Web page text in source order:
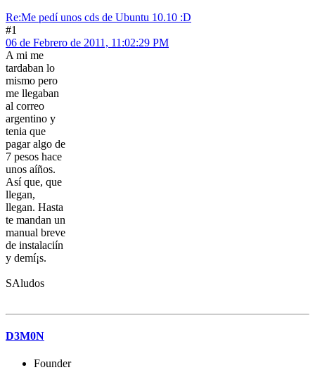
Re:Me pedí­ unos cds de Ubuntu 10.10 :D
#1
06 de Febrero de 2011, 11:02:29 PM
A mi me
tardaban lo
mismo pero
me llegaban
al correo
argentino y
tenia que
pagar algo de
7 pesos hace
unos aíños.
Así­ que, que
llegan,
llegan. Hasta
te mandan un
manual breve
de instalaciín
y demí¡s.
SAludos
D3M0N
Founder